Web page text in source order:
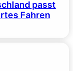
passt
Fahren